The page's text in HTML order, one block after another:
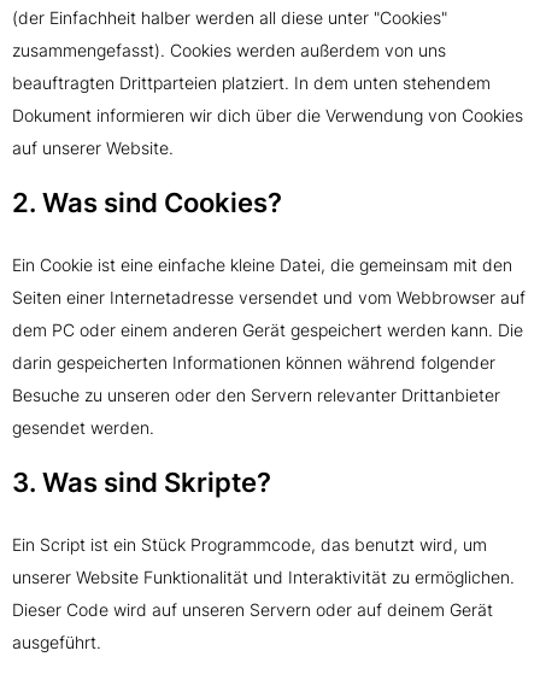
(der Einfachheit halber werden all diese unter "Cookies"
zusammengefasst). Cookies werden außerdem von uns
beauftragten Drittparteien platziert. In dem unten stehendem
Dokument informieren wir dich über die Verwendung von Cookies
auf unserer Website.
2. Was sind Cookies?
Ein Cookie ist eine einfache kleine Datei, die gemeinsam mit den
Seiten einer Internetadresse versendet und vom Webbrowser auf
dem PC oder einem anderen Gerät gespeichert werden kann. Die
darin gespeicherten Informationen können während folgender
Besuche zu unseren oder den Servern relevanter Drittanbieter
gesendet werden.
3. Was sind Skripte?
Ein Script ist ein Stück Programmcode, das benutzt wird, um
unserer Website Funktionalität und Interaktivität zu ermöglichen.
Dieser Code wird auf unseren Servern oder auf deinem Gerät
ausgeführt.